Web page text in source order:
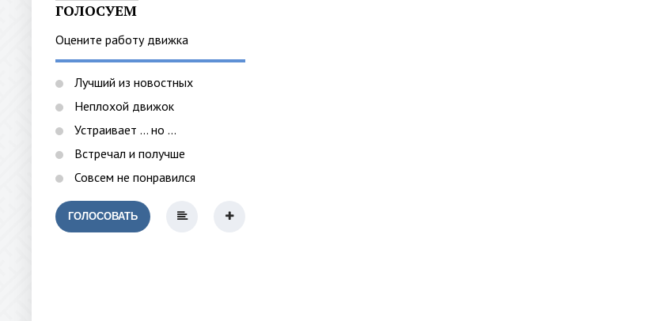
ГОЛОСУЕМ
Оцените работу движка
Лучший из новостных
Неплохой движок
Устраивает ... но ...
Встречал и получше
Совсем не понравился
ГОЛОСОВАТЬ